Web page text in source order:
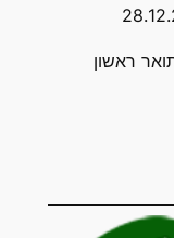
ראשון